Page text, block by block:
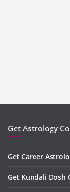
Get Astrology
Get Career
Get Kundali Dosh